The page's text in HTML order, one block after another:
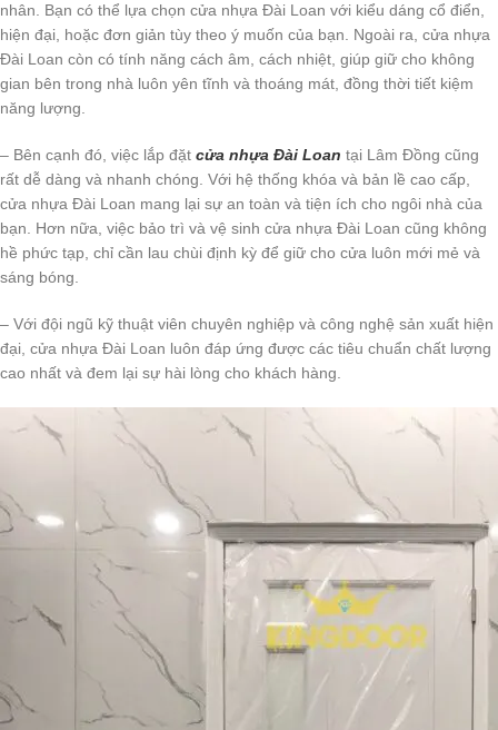
nhân. Bạn có thể lựa chọn cửa nhựa Đài Loan với kiểu dáng cổ điển,
hiện đại, hoặc đơn giản tùy theo ý muốn của bạn. Ngoài ra, cửa nhựa
Đài Loan còn có tính năng cách âm, cách nhiệt, giúp giữ cho không
gian bên trong nhà luôn yên tĩnh và thoáng mát, đồng thời tiết kiệm
năng lượng.
– Bên cạnh đó, việc lắp đặt cửa nhựa Đài Loan tại Lâm Đồng cũng
rất dễ dàng và nhanh chóng. Với hệ thống khóa và bản lề cao cấp,
cửa nhựa Đài Loan mang lại sự an toàn và tiện ích cho ngôi nhà của
bạn. Hơn nữa, việc bảo trì và vệ sinh cửa nhựa Đài Loan cũng không
hề phức tạp, chỉ cần lau chùi định kỳ để giữ cho cửa luôn mới mẻ và
sáng bóng.
– Với đội ngũ kỹ thuật viên chuyên nghiệp và công nghệ sản xuất hiện
đại, cửa nhựa Đài Loan luôn đáp ứng được các tiêu chuẩn chất lượng
cao nhất và đem lại sự hài lòng cho khách hàng.